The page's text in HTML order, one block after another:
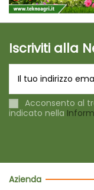
Iscriviti alla
Acconsento al
indicato nella
Azienda